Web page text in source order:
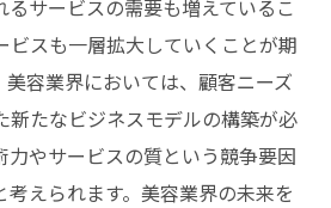
るサービスの需要も増えているこ
ビスも一層拡大していくことが期
容業界においては、顧客ニーズ
新たなビジネスモデルの構築が必
力やサービスの質という競争要因
えられます。美容業界の未来を